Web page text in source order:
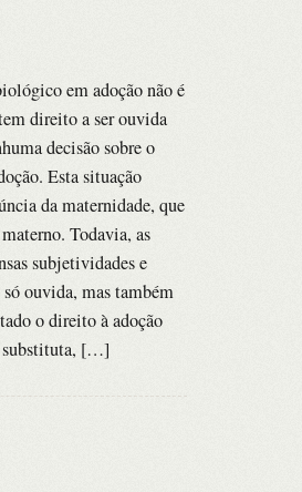
em adoção não é
direito a ser ouvida
decisão sobre o
Esta situação
da maternidade, que
Todavia, as
subjetividades e
ouvida, mas também
o direito à adoção
substituta, […]